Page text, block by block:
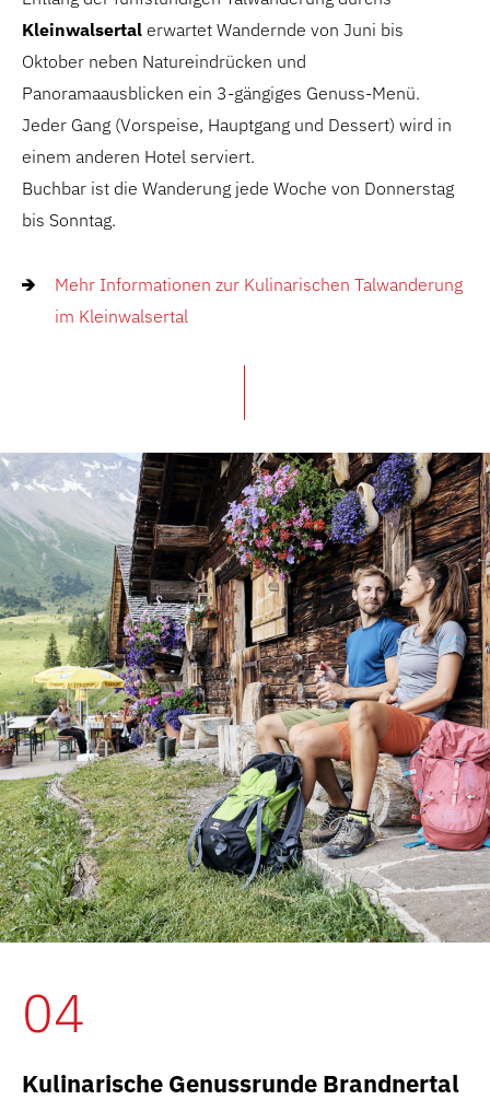
Kleinwalsertal erwartet Wandernde von Juni bis
Oktober neben Natureindrücken und
Panoramaausblicken ein 3-gängiges Genuss-Menü.
Jeder Gang (Vorspeise, Hauptgang und Dessert) wird in
einem anderen Hotel serviert.
Buchbar ist die Wanderung jede Woche von Donnerstag
bis Sonntag.
Mehr Informationen zur Kulinarischen Talwanderung
im Kleinwalsertal
04
Kulinarische Genussrunde Brandnertal